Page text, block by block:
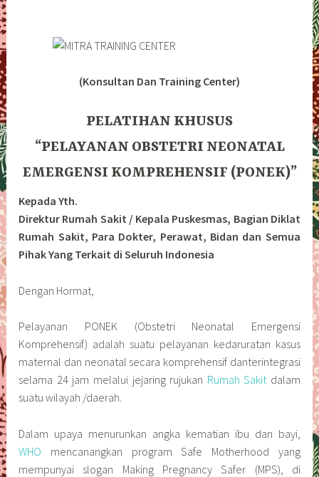
(Konsultan Dan Training Center)
PELATIHAN KHUSUS
“PELAYANAN OBSTETRI NEONATAL
EMERGENSI KOMPREHENSIF (PONEK)”
Kepada Yth.
Direktur Rumah Sakit / Kepala Puskesmas, Bagian Diklat
Rumah Sakit, Para Dokter, Perawat, Bidan dan Semua
Pihak Yang Terkait di Seluruh Indonesia
Dengan Hormat,
Pelayanan PONEK (Obstetri Neonatal Emergensi
Komprehensif) adalah suatu pelayanan kedaruratan kasus
maternal dan neonatal secara komprehensif danterintegrasi
selama 24 jam melalui jejaring rujukan Rumah Sakitdalam
suatu wilayah /daerah.
Dalam upaya menurunkan angka kematian ibu dan bayi,
WHO mencanangkan program Safe Motherhood yang
mempunyai slogan Making Pregnancy Safer (MPS), di